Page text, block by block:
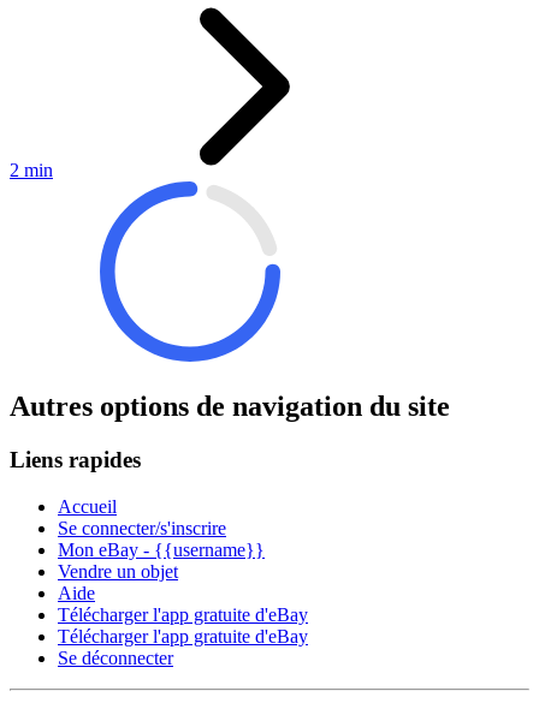
2 min
Autres options de navigation du site
Liens rapides
Accueil
Se connecter/s'inscrire
Mon eBay - {{username}}
Vendre un objet
Aide
Télécharger l'app gratuite d'eBay
Télécharger l'app gratuite d'eBay
Se déconnecter